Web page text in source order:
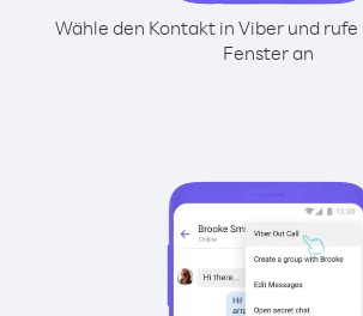
Wähle den Kontakt in Viber und
Fenster an